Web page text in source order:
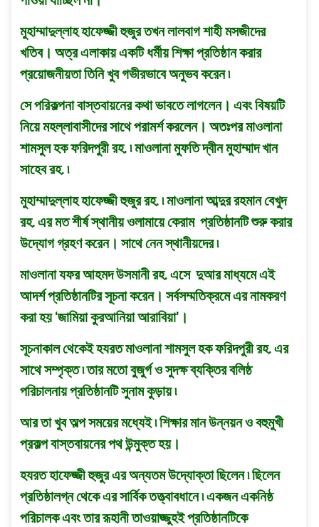
মুহাম্মাদুল্লাহ হাফেজ্জী হুজুর তখন লালবাগ শাহী মসজীদের
খতিব। অত্র এলাকায় একটি ধর্মীয় শিক্ষা প্রতিষ্ঠান করার
প্রয়োজনীয়তা তিনি খুব গভীরভাবে অনুভব করেন ৷
সে পরিকল্পনা বাস্তবায়নের কথা ভাবতে লাগলেন। এবং বিষয়টি
নিয়ে মহল্লাবাসীদের সাথে পরামর্শ করলেন। অতঃপর মাওলানা
শামসুল হক ফরিদপুরী রহ. ৷ মাওলানা মুফতি দ্বীন মুহাম্মাদ খান
সাহেব রহ. ৷
মুহাম্মাদুল্লাহ হাফেজ্জী হুজুর রহ. ৷ মাওলানা আব্দুর রহমান বেখুদ
রহ. এর মত শীর্ষ স্থানীয় ওলামায়ে কেরাম প্রতিষ্ঠানটি শুরু করার
উদ্যোগ গ্রহণ করেন। সাথে নেন স্থানীয়দের ৷
মাওলানা যফর আহমদ উসমানী রহ. এসে দুআর মাধ্যমে এই
আদর্শ প্রতিষ্ঠানটির সূচনা করেন। সর্বসম্মতিক্রমে এর নামকরণ
করা হয় ‘জামিয়া কুরআনিয়া আরাবিয়া’।
সূচনাকাল থেকেই হযরত মাওলানা শামসুল হক ফরিদপুরী রহ. এর
সাথে সম্পৃক্ত ৷ তার মতো বুজুর্গ ও সুদক্ষ ব্যক্তির বলিষ্ঠ
পরিচালনায় প্রতিষ্ঠানটি সুনাম কুড়ায় ৷
আর তা খুব অল্প সময়ের মধ্যেই ৷ শিক্ষার মান উন্নয়ন ও বহুমুখী
প্রকল্প বাস্তবায়নের পথ উন্মুক্ত হয়।
হযরত হাফেজ্জী হুজুর এর অন্যতম উদ্যোক্তা ছিলেন ৷ ছিলেন
প্রতিষ্ঠালগ্ন থেকে এর সার্বিক তত্ত্বাবধানে ৷ একজন একনিষ্ঠ
পরিচালক এবং তার রূহানী তাওয়াজ্জুহই প্রতিষ্ঠানটিকে